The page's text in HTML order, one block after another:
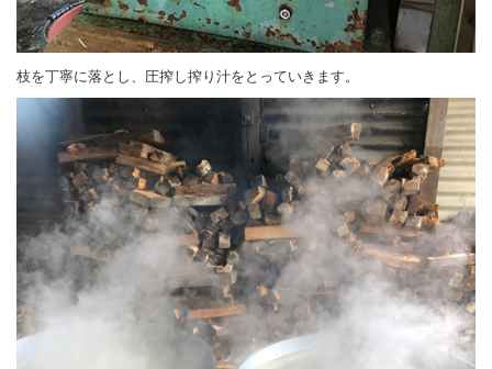
枝を丁寧に落とし、圧搾し搾り汁をとっていきます。